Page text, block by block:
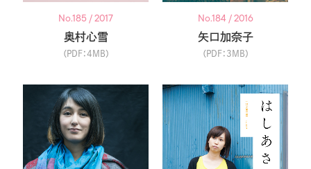
No.185 / 2017
奥村心雪
（PDF：4MB）
No.184 / 2016
矢口加奈子
（PDF：3MB）